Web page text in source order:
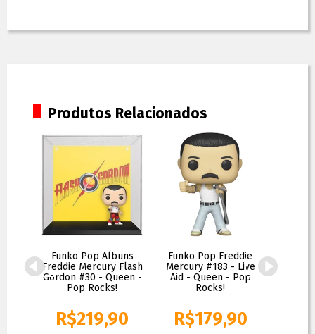
Produtos Relacionados
Funko Pop Albuns
Freddie Mercury Flash
Gordon #30 - Queen -
Pop Rocks!
R$219,90
Funko Pop Freddie
Mercury #183 - Live
Aid - Queen - Pop
Rocks!
R$179,90